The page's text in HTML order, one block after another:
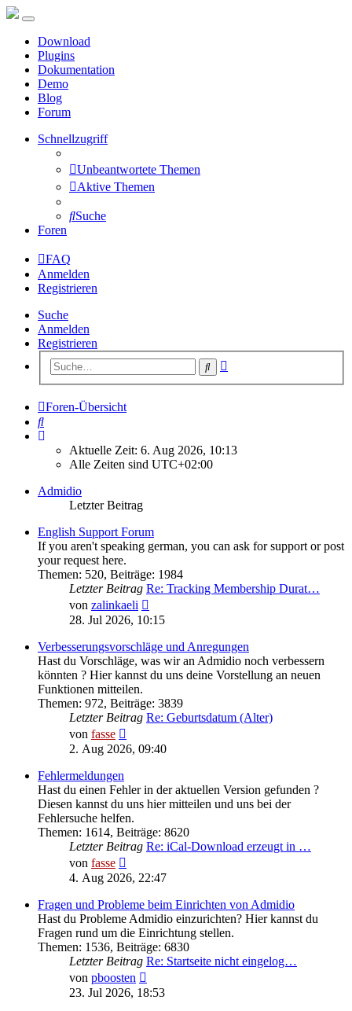
Download
Plugins
Dokumentation
Demo
Blog
Forum
Schnellzugriff
Unbeantwortete Themen
Aktive Themen
Suche
Foren
FAQ
Anmelden
Registrieren
Suche
Anmelden
Registrieren
Suche
Foren-Übersicht
Suche
Aktuelle Zeit: 6. Aug 2026, 10:13
Alle Zeiten sind UTC+02:00
Admidio
Letzter Beitrag
English Support Forum
If you aren't speaking german, you can ask for support or post
your request here.
Themen: 520, Beiträge: 1984
Letzter Beitrag Re: Tracking Membership Durat…
von zalinkaeli
Beitrag
28. Jul 2026, 10:15
Verbesserungsvorschläge und Anregungen
Hast du Vorschläge, was wir an Admidio noch verbessern
könnten ? Hier kannst du uns deine Vorstellung an neuen
Funktionen mitteilen.
Themen: 972, Beiträge: 3839
Letzter Beitrag Re: Geburtsdatum (Alter)
von fasse
Beitrag
2. Aug 2026, 09:40
Fehlermeldungen
Hast du einen Fehler in der aktuellen Version gefunden ?
Diesen kannst du uns hier mitteilen und uns bei der
Fehlersuche helfen.
Themen: 1614, Beiträge: 8620
Letzter Beitrag Re: iCal-Download erzeugt in …
von fasse
Beitrag
4. Aug 2026, 22:47
Fragen und Probleme beim Einrichten von Admidio
Hast du Probleme Admidio einzurichten? Hier kannst du
Fragen rund um die Einrichtung stellen.
Themen: 1536, Beiträge: 6830
Letzter Beitrag Re: Startseite nicht eingelog…
von pboosten
Beitrag
23. Jul 2026, 18:53